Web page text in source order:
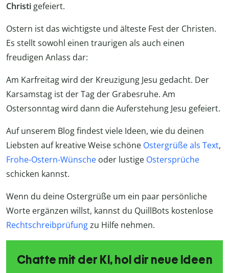
Christi gefeiert.
Ostern ist das wichtigste und älteste Fest der Christen.
Es stellt sowohl einen traurigen als auch einen
freudigen Anlass dar:
Am Karfreitag wird der Kreuzigung Jesu gedacht. Der
Karsamstag ist der Tag der Grabesruhe. Am
Ostersonntag wird dann die Auferstehung Jesu gefeiert.
Auf unserem Blog findest viele Ideen, wie du deinen
Liebsten auf kreative Weise schöne Ostergrüße als Text,
Frohe-Ostern-Wünsche oder lustige Ostersprüche
schicken kannst.
Wenn du deine Ostergrüße um ein paar persönliche
Worte ergänzen willst, kannst du QuillBots kostenlose
Rechtschreibprüfungzu Hilfe nehmen.
Chatte mit der KI, hol dir neue Ideen